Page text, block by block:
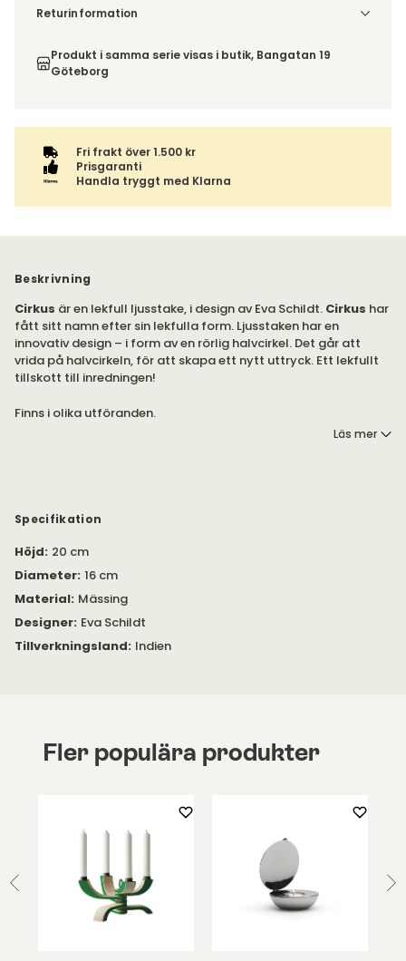
Denna vara skickas till ett ombud. Du väljer själv i kassan
varan ihop med andra produkter skickas hela ordern
tillsammans med samma fraktalternativ.
Returinformation
inte av ångerrätten.
Produkt i samma serie visas i butik, Bangatan 19
Göteborg
Fri frakt över 1.500 kr
Prisgaranti
Handla tryggt med Klarna
Beskrivning
Cirkus är en lekfull ljusstake, i design av Eva Schildt. Cirkus har
fått sitt namn efter sin lekfulla form. Ljusstaken har en
innovativ design – i form av en rörlig halvcirkel. Det går att
vrida på halvcirkeln, för att skapa ett nytt uttryck. Ett lekfullt
tillskott till inredningen!
Finns i olika utföranden.
Cirkus finns i flera storlekar.
Läs mer
Specifikation
Höjd: 20 cm
Diameter: 16 cm
Material: Mässing
Designer: Eva Schildt
Tillverkningsland: Indien
Fler populära produkter